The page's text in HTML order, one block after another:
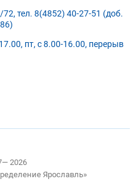
тел. 8(4852) 40-27-51 (доб.
пт, с 8.00-16.00, перерыв
2026
Ярославль»